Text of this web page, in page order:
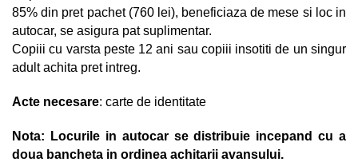
85% din pret pachet (760 lei), beneficiaza de mese si loc in
autocar, se asigura pat suplimentar.
Copiii cu varsta peste 12 ani sau copiii insotiti de un singur
adult achita pret intreg.
Acte necesare: carte de identitate
Nota: Locurile in autocar se distribuie incepand cu a
doua bancheta in ordinea achitarii avansului.